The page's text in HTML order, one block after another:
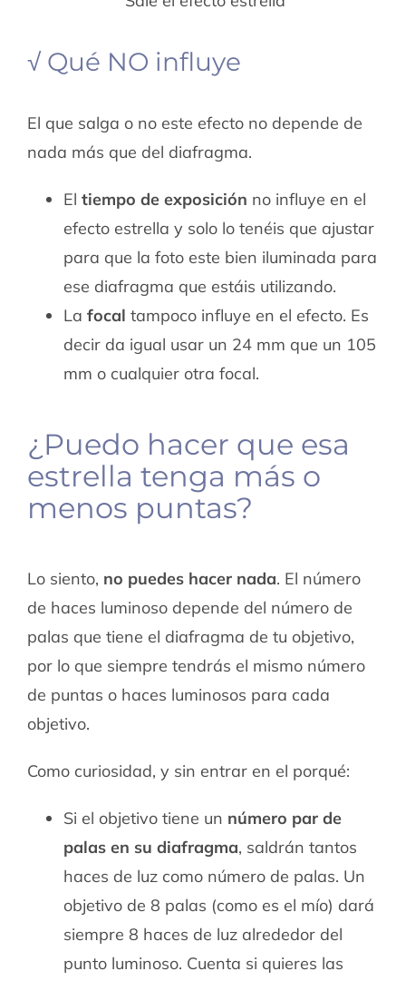
√ Qué NO influye
El que salga o no este efecto no depende de
nada más que del diafragma.
El tiempo de exposición no influye en el
efecto estrella y solo lo tenéis que ajustar
para que la foto este bien iluminada para
ese diafragma que estáis utilizando.
La focal tampoco influye en el efecto. Es
decir da igual usar un 24 mm que un 105
mm o cualquier otra focal.
¿Puedo hacer que esa
estrella tenga más o
menos puntas?
Lo siento, no puedes hacer nada. El número
de haces luminoso depende del número de
palas que tiene el diafragma de tu objetivo,
por lo que siempre tendrás el mismo número
de puntas o haces luminosos para cada
objetivo.
Como curiosidad, y sin entrar en el porqué:
Si el objetivo tiene un número par de
palas en su diafragma, saldrán tantos
haces de luz como número de palas. Un
objetivo de 8 palas (como es el mío) dará
siempre 8 haces de luz alrededor del
punto luminoso. Cuenta si quieres las